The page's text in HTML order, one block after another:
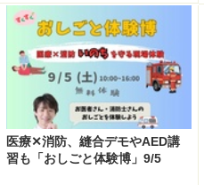
医療✕消防、縫合デモやAED講
習も「おしごと体験博」9/5